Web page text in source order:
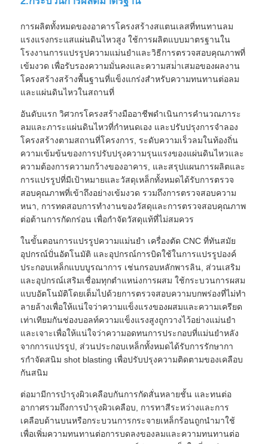
ผลิตโครงสร้างเหล็ก
วัสดุอาคารเหล็ก
โรงเลี้ยงวัว
โรงเก็บม้า
โรงจอดรถเหล็ก
การผลิตทั้งหมดของอาคารโครงสร้างสแตนเลสที่ทนทานลม
แรงแรงกระแสแผ่นดินไหวสูง ใช้การผลิตแบบมาตรฐานใน
โรงงานการแปรรูปความแม่นยําและวิธีการตรวจสอบคุณภาพที่
เข้มงวด เพื่อรับรองความมั่นคงและความสม่ําเสมอของผลงาน
โครงสร้างสร้างพื้นฐานที่แข็งแกร่งสําหรับความทนทานต่อลม
และแผ่นดินไหวในสถานที่
อันดับแรก วิศวกรโครงสร้างมืออาชีพดําเนินการคํานวณภาระ
ลมและภาระแผ่นดินไหวที่กําหนดเอง และปรับปรุงการจําลอง
โครงสร้างตามสถานที่โครงการ, ระดับความเร็วลมในท้องถิ่น
ความเข้มข้นของการปรับปรุงความรุนแรงของแผ่นดินไหวและ
ความต้องการความกว้างของอาคาร, และสรุปแผนการผลิตและ
การแปรรูปที่มีเป้าหมายและวัสดุเหล็กทั้งหมดได้รับการตรวจ
สอบคุณภาพที่เข้าถึงอย่างเข้มงวด รวมถึงการตรวจสอบความ
หนา, การทดสอบการทํางานของวัสดุและการตรวจสอบคุณภาพ
ต่อต้านการกัดกร่อน เพื่อกําจัดวัสดุแท้ที่ไม่สมควร
ในขั้นตอนการแปรรูปความแม่นยํา เครื่องตัด CNC ที่ทันสมัย
อุปกรณ์ปั่นอัตโนมัติ และอุปกรณ์การบิดใช้ในการแปรรูปองค์
ประกอบเหล็กแบบบูรณาการ เช่นกรอบหลักพารลิน, ส่วนเสริม
และอุปกรณ์เสริมเชื่อมทุกตําแหน่งการผสม ใช้กระบวนการผสม
แบบอัตโนมัติโดยเต็มไปด้วยการตรวจสอบความบกพร่องที่ไม่ทํา
ลายล้างเพื่อให้แน่ใจว่าความแข็งแรงของผสมและความเครียด
เท่าเทียมกันช่องบอลท์ความแข็งแรงสูงถูกวางไว้อย่างแม่นยํา
และเจาะเพื่อให้แน่ใจว่าความอดทนการประกอบที่แม่นยําหลัง
จากการแปรรูป, ส่วนประกอบเหล็กทั้งหมดได้รับการรักษากา
รกําจัดสนิม shot blasting เพื่อปรับปรุงความติดตามของเคลือบ
กันสนิม
ต่อมามีการบํารุงผิวเคลือบกันการกัดสั่นหลายชั้น และทนต่อ
อากาศรวมถึงการบํารุงผิวเคลือบ, การทาสีระหว่างและการ
เคลือบด้านบนหรือกระบวนการกระจายเหล็กร้อนถูกนํามาใช้
เพื่อเพิ่มความทนทานต่อการบดลงของลมและความทนทานต่อ